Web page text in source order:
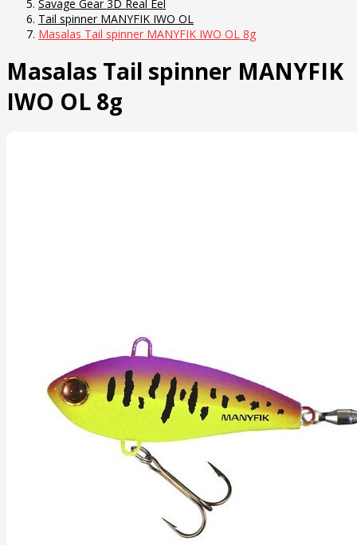
Savage Gear 3D Real Eel
Tail spinner MANYFIK IWO OL
Masalas Tail spinner MANYFIK IWO OL 8g
Masalas Tail spinner MANYFIK
IWO OL 8g